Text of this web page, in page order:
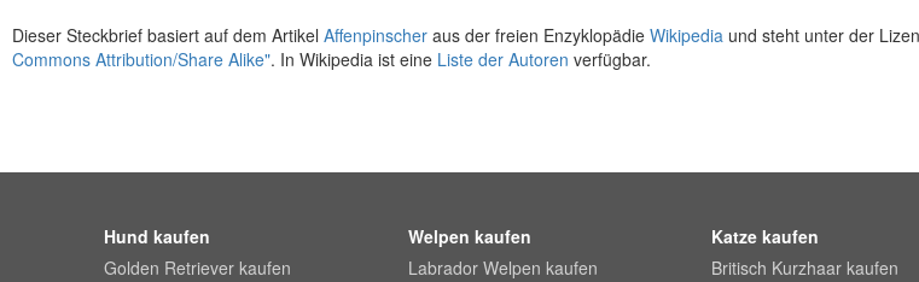
Dieser Steckbrief basiert auf dem Artikel Affenpinscher aus der freien Enzyklopädie Wikipedia und steht unter der
Commons Attribution/Share Alike". In Wikipedia ist eine Liste der Autoren verfügbar.
Hund kaufen
Golden Retriever kaufen
Welpen kaufen
Labrador Welpen kaufen
Katze kaufen
Britisch Kurzhaar kaufen